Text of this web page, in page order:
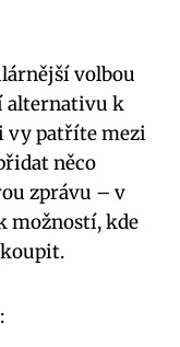
volbou
alternativu k
vy patříte mezi
něco
zprávu – v
možností, kde